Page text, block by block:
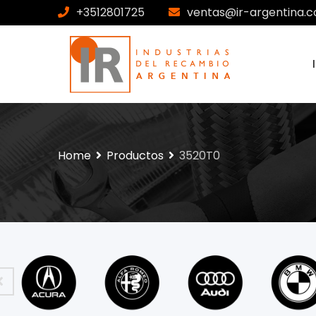
+3512801725 ventas@ir-
Home Productos 3520T0